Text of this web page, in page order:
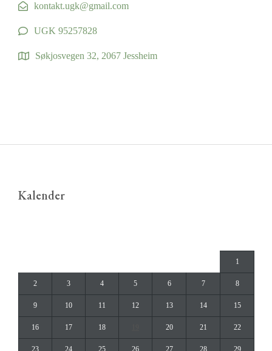
kontakt.ugk@gmail.com
UGK 95257828
Søkjosvegen 32, 2067 Jessheim
Kalender
1
2 3 4 5 6 7 8
9 10 11 12 13 14 15
16 17 18 20 21 22
23 24 25 26 27 28 29